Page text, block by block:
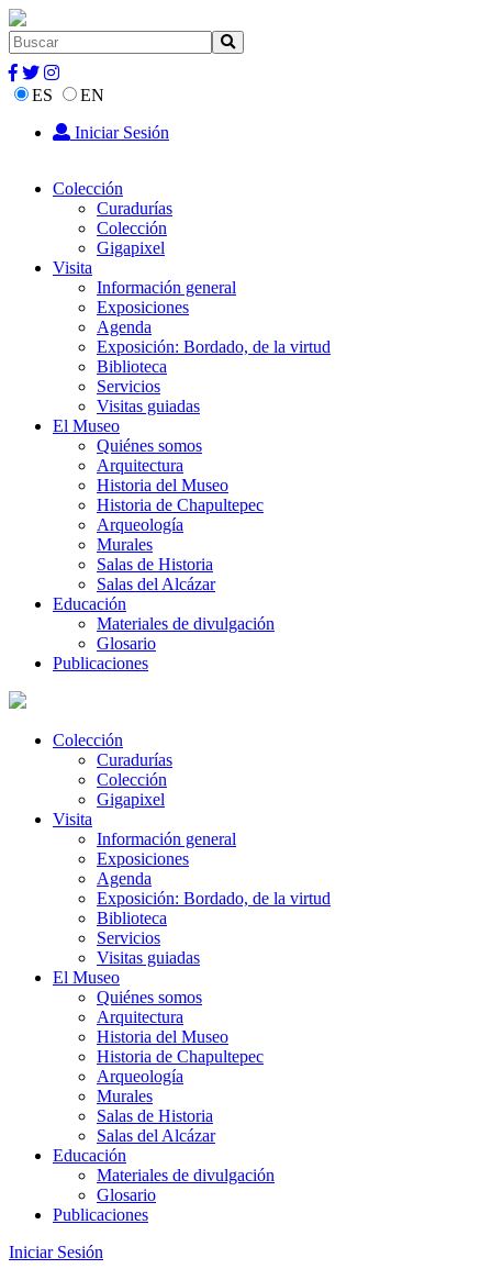
ES
EN
Iniciar Sesión
Colección
Curadurías
Colección
Gigapixel
Visita
Información general
Exposiciones
Agenda
Exposición: Bordado, de la virtud
Biblioteca
Servicios
Visitas guiadas
El Museo
Quiénes somos
Arquitectura
Historia del Museo
Historia de Chapultepec
Arqueología
Murales
Salas de Historia
Salas del Alcázar
Educación
Materiales de divulgación
Glosario
Publicaciones
Colección
Curadurías
Colección
Gigapixel
Visita
Información general
Exposiciones
Agenda
Exposición: Bordado, de la virtud
Biblioteca
Servicios
Visitas guiadas
El Museo
Quiénes somos
Arquitectura
Historia del Museo
Historia de Chapultepec
Arqueología
Murales
Salas de Historia
Salas del Alcázar
Educación
Materiales de divulgación
Glosario
Publicaciones
Iniciar Sesión